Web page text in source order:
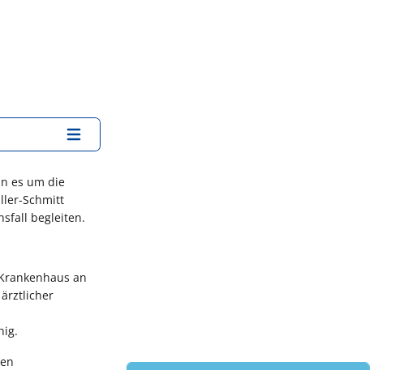
es um die
Schmitt
begleiten.
an